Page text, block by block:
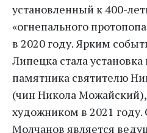
установленный к 400-
«огнепального
в 2020 году. Ярким
Липецка стала
памятника святителю
(чин Никола
художником в 2021 году.
Молчанов является